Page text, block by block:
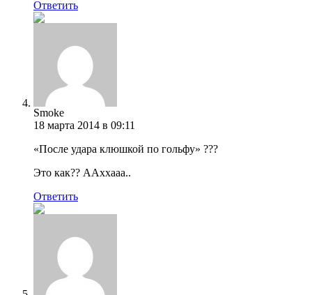
Ответить
Smoke
18 марта 2014 в 09:11
«После удара клюшкой по гольфу» ???
Это как?? ААххааа..
Ответить